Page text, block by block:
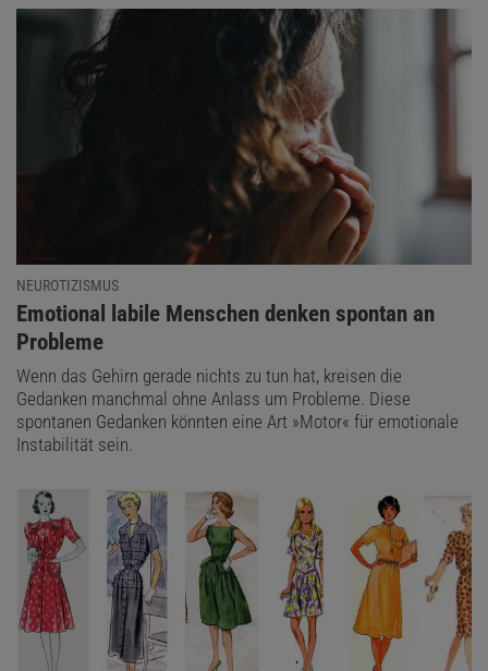
NEUROTIZISMUS
:
Emotional labile Menschen denken spontan an
Probleme
Wenn das Gehirn gerade nichts zu tun hat, kreisen die
Gedanken manchmal ohne Anlass um Probleme. Diese
spontanen Gedanken könnten eine Art »Motor« für emotionale
Instabilität sein.